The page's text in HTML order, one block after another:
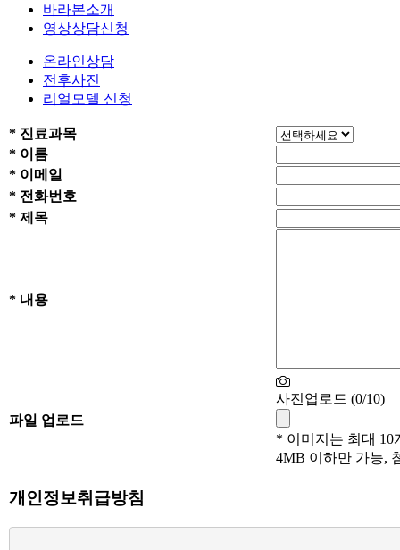
바라본소개
영상상담신청
온라인상담
전후사진
리얼모델 신청
* 진료과목
* 이름
* 이메일
* 전화번호
* 제목
* 내용
파일 업로드
사진업로드 (0/10)
* 이미지는 최대 10
4MB 이하만 가능,
개인정보취급방침